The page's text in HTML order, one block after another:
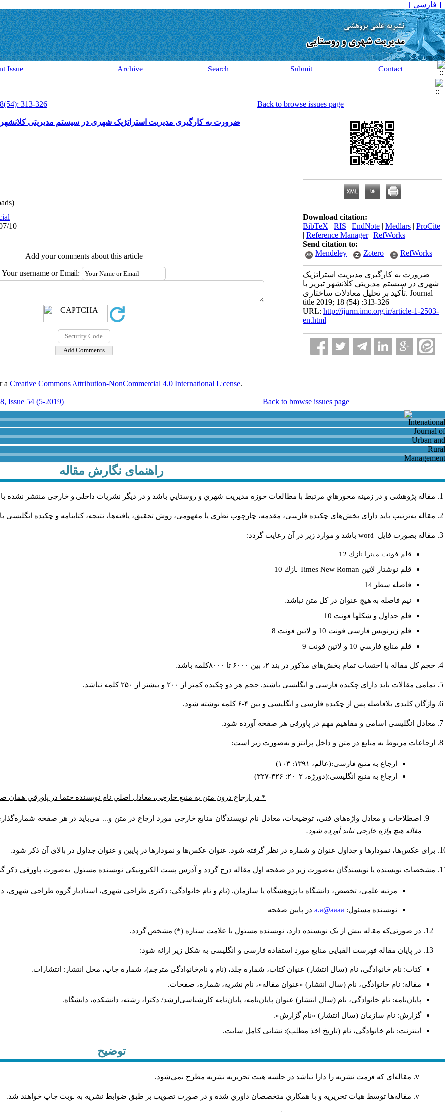
[ فارسی ]
Issue Archive Search Submit Contact
313-326
Back to browse issues page
ضرورت به کارگیری مدیریت استراتژیک شهری در سیستم مدیریتی کلانشهر
10
Add your comments about this article
Your username or Email:
Download citation:
BibTeX | RIS | EndNote | Medlars | ProCite
| Reference Manager| RefWorks
Send citation to:
Mendeley
Zotero RefWorks
ضرورت به کارگیری مدیریت استراتژیک
شهری در سیستم مدیریتی کلانشهر تبریز با
تأکید بر تحلیل معادلات ساختاری. Journal
title 2019; 18 (54) :313-326
URL: http://ijurm.imo.org.ir/article-1-2503-
en.html
a Creative Commons Attribution-NonCommercial 4.0 International License.
Issue 54 (5-2019) Back to browse issues page
راهنمای نگارش مقاله
مقاله پژوهشی و در زمینه محورهاي مرتبط با مطالعات حوزه مديريت شهري و روستايي باشد و در دیگر نشریات داخلی و خارجی منتشر نشده
مقاله به‌ترتیب باید دارای بخش‌های چکیده فارسی، مقدمه، چارچوب نظری یا مفهومی، روش تحقیق، یافته‌ها، نتیجه، کتابنامه و چکیده انگلیسی
مقاله بصورت فايل word باشد و موارد زير در آن رعايت گردد:
قلم فونت ميترا نازك 12
قلم نوشتار لاتين Times New Roman نازك 10
فاصله سطر 14
نيم فاصله به هيچ عنوان در كل متن نباشد.
قلم جداول و شكلها فونت 10
قلم زيرنويس فارسي فونت 10 و لاتين فونت 8
قلم منابع فارسي 10 و لاتين فونت 9
حجم کل مقاله با احتساب تمام بخش‌های مذکور در بند ۲، بین ۶۰۰۰ تا ۸۰۰۰کلمه باشد.
تمامی مقالات باید دارای چکیده فارسی و انگلیسی باشند. حجم هر دو چکیده کمتر از ۲۰۰ و بیشتر از ۲۵۰ کلمه نباشد.
واژگان کلیدی بلافاصله پس از چکیده فارسی و انگلیسی و بین ۴-۶ کلمه نوشته شود.
معادل انگلیسی اسامی و مفاهیم مهم در پاورقی هر صفحه آورده شود.
ارجاعات مربوط به منابع در متن و داخل پرانتز و به‌صورت زیر است:
ارجاع به منبع فارسی:(عالم، ۱۳۹۱: ۱۰۳)
ارجاع به منبع انگلیسی:(دورژه، ۲۰۰۲: ۳۲۶-۳۲۷)
* در ارجاع درون متن به منبع خارجی، معادل اصلیِ نام نویسنده حتما در پاورقیِ همان
اصطلاحات و معادل واژه‌های فنی، توضیحات، معادل نام نویسندگان منابع خارجی مورد ارجاع در متن و... می‌باید در هر صفحه
مقاله هیچ واژه خارجی نباید آورده شود.
برای عکس‌ها، نمودارها و جداول عنوان و شماره در نظر گرفته شود. عنوان عکس‌ها و نمودارها در پایین و عنوان جداول در بالای آن ذکر شود.
مشخصات نویسنده یا نویسندگان به‌صورت زیر در صفحه اول مقاله درج گردد و آدرس پست الكترونيكي نويسنده مسئول به‌صورت پاورقی ذکر
مرتبه علمی، تخصص، دانشگاه یا پژوهشگاه یا سازمان. (نام و نام خانوادگي: دکتری طراحی شهری، استادیار گروه طراحی شهری،
نويسنده مسئول: a.a@aaaa در پايين صفحه
در صورتی‌که مقاله بیش از یک نویسنده دارد، نویسنده مسئول با علامت ستاره (*) مشخص گردد.
در پایان مقاله فهرست الفبایی منابع مورد استفاده فارسی و انگلیسی به شکل زیر ارائه شود:
کتاب: نام خانوادگی، نام (سال انتشار) عنوان کتاب، شماره جلد، (نام و نام‌خانوادگی مترجم)، شماره چاپ، محل انتشار: انتشارات.
مقاله: نام خانوادگی، نام (سال انتشار) «عنوان مقاله»، نام نشریه، شماره، صفحات.
پایان‌نامه: نام خانوادگی، نام (سال انتشار) عنوان پایان‌نامه، پایان‌نامه کارشناسی‌ارشد/ دکترا، رشته، دانشکده، دانشگاه.
گزارش: نام سازمان (سال انتشار) «نام گزارش».
اینترنت: نام خانوادگی، نام (تاریخ اخذ مطلب): نشانی کامل سایت.
توضیح
مقاله‌اي كه فرمت نشريه را دارا نباشد در جلسه هيت تحريريه نشريه مطرح نمي‌شود.
مقاله‌ها توسط هیات تحريريه و با همکاري متخصصان داوري شده و در صورت تصويب بر طبق ضوابط نشريه به نوبت چاپ خواهند شد.